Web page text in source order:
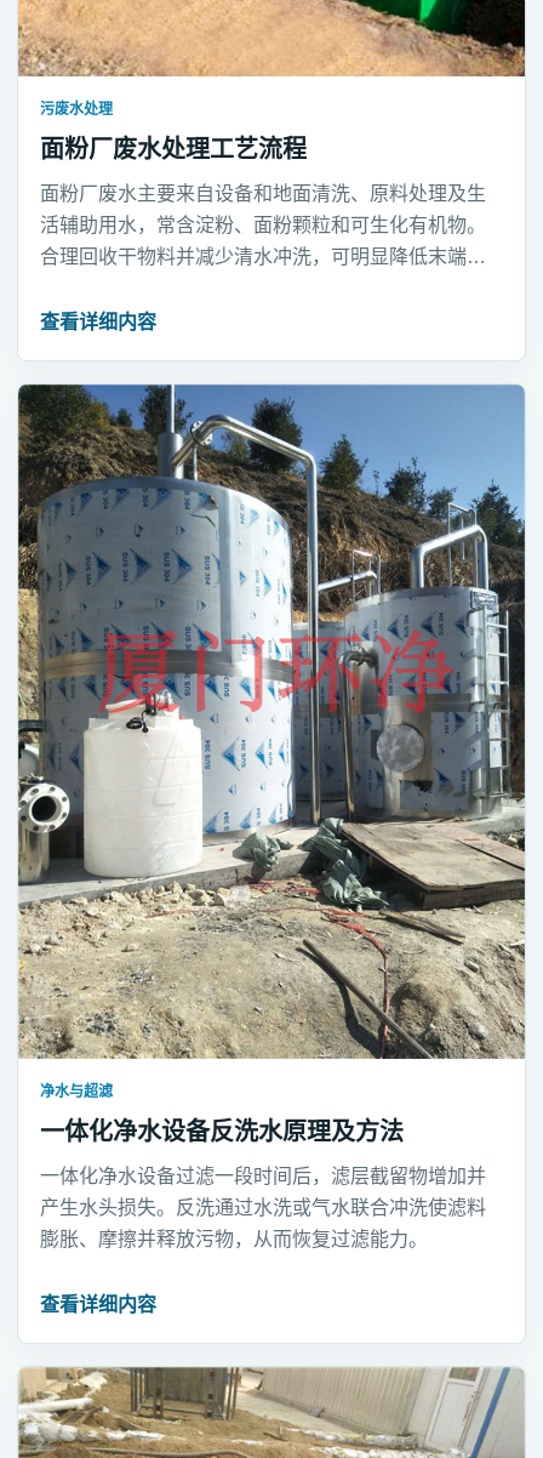
污废水处理
面粉厂废水处理工艺流程
面粉厂废水主要来自设备和地面清洗、原料处理及生
活辅助用水，常含淀粉、面粉颗粒和可生化有机物。
合理回收干物料并减少清水冲洗，可明显降低末端负
查看详细内容
净水与超滤
一体化净水设备反洗水原理及方法
一体化净水设备过滤一段时间后，滤层截留物增加并
产生水头损失。反洗通过水洗或气水联合冲洗使滤料
膨胀、摩擦并释放污物，从而恢复过滤能力。
查看详细内容